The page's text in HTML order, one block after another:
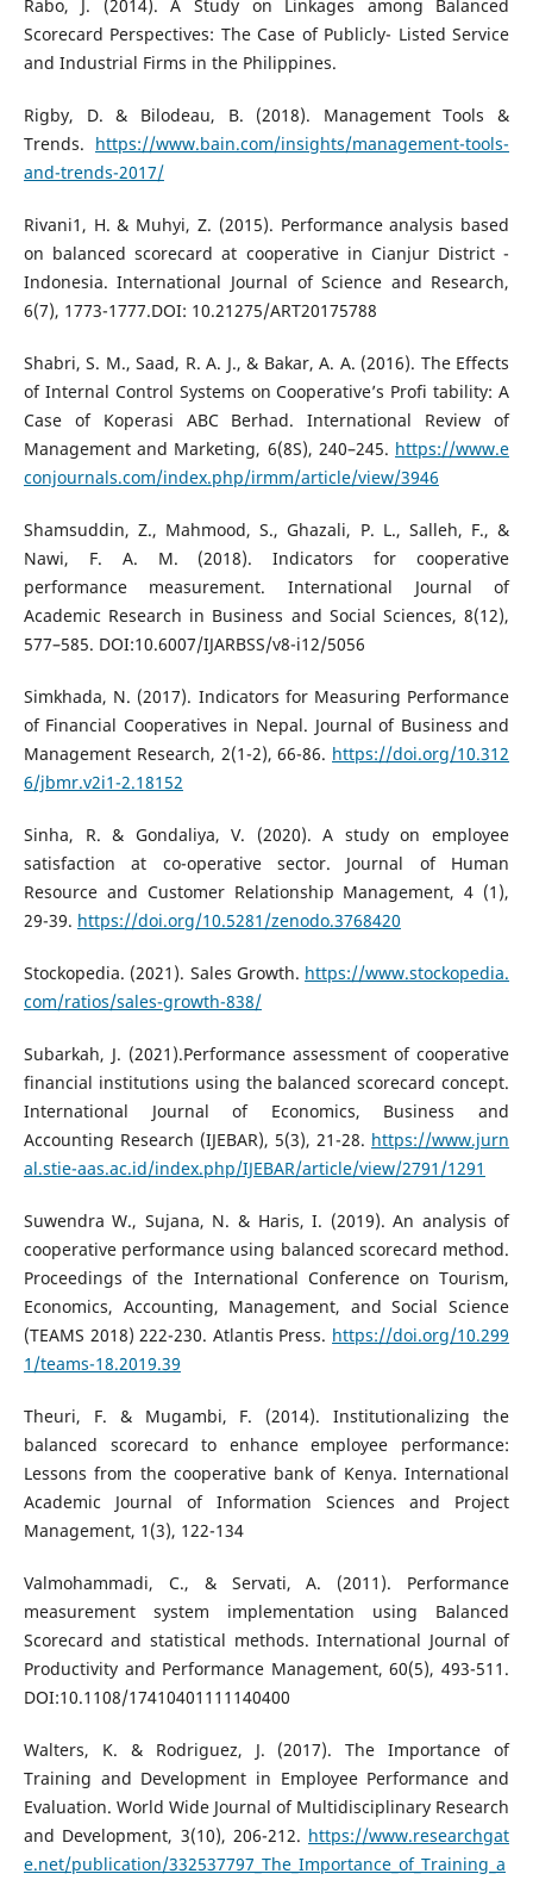
Rabo, J. (2014). A Study on Linkages among Balanced
Scorecard Perspectives: The Case of Publicly- Listed Service
and Industrial Firms in the Philippines.
Rigby, D. & Bilodeau, B. (2018). Management Tools &
Trends. https://www.bain.com/insights/management-tools-
and-trends-2017/
Rivani1, H. & Muhyi, Z. (2015). Performance analysis based
on balanced scorecard at cooperative in Cianjur District -
Indonesia. International Journal of Science and Research,
6(7), 1773-1777.DOI: 10.21275/ART20175788
Shabri, S. M., Saad, R. A. J., & Bakar, A. A. (2016). The Effects
of Internal Control Systems on Cooperative’s Profi tability: A
Case of Koperasi ABC Berhad. International Review of
Management and Marketing, 6(8S), 240–245. https://www.e
conjournals.com/index.php/irmm/article/view/3946
Shamsuddin, Z., Mahmood, S., Ghazali, P. L., Salleh, F., &
Nawi, F. A. M. (2018). Indicators for cooperative
performance measurement. International Journal of
Academic Research in Business and Social Sciences, 8(12),
577–585. DOI:10.6007/IJARBSS/v8-i12/5056
Simkhada, N. (2017). Indicators for Measuring Performance
of Financial Cooperatives in Nepal. Journal of Business and
Management Research, 2(1-2), 66-86. https://doi.org/10.312
6/jbmr.v2i1-2.18152
Sinha, R. & Gondaliya, V. (2020). A study on employee
satisfaction at co-operative sector. Journal of Human
Resource and Customer Relationship Management, 4 (1),
29-39. https://doi.org/10.5281/zenodo.3768420
Stockopedia. (2021). Sales Growth. https://www.stockopedia.
com/ratios/sales-growth-838/
Subarkah, J. (2021).Performance assessment of cooperative
financial institutions using the balanced scorecard concept.
International Journal of Economics, Business and
Accounting Research (IJEBAR), 5(3), 21-28. https://www.jurn
al.stie-aas.ac.id/index.php/IJEBAR/article/view/2791/1291
Suwendra W., Sujana, N. & Haris, I. (2019). An analysis of
cooperative performance using balanced scorecard method.
Proceedings of the International Conference on Tourism,
Economics, Accounting, Management, and Social Science
(TEAMS 2018) 222-230. Atlantis Press. https://doi.org/10.299
1/teams-18.2019.39
Theuri, F. & Mugambi, F. (2014). Institutionalizing the
balanced scorecard to enhance employee performance:
Lessons from the cooperative bank of Kenya. International
Academic Journal of Information Sciences and Project
Management, 1(3), 122-134
Valmohammadi, C., & Servati, A. (2011). Performance
measurement system implementation using Balanced
Scorecard and statistical methods. International Journal of
Productivity and Performance Management, 60(5), 493-511.
DOI:10.1108/17410401111140400
Walters, K. & Rodriguez, J. (2017). The Importance of
Training and Development in Employee Performance and
Evaluation. World Wide Journal of Multidisciplinary Research
and Development, 3(10), 206-212. https://www.researchgat
e.net/publication/332537797_The_Importance_of_Training_a